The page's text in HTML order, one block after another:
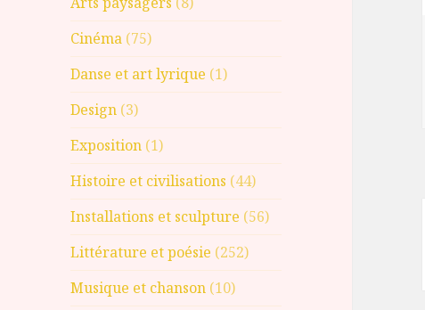
Cinéma (75)
Danse et art lyrique (1)
Design (3)
Exposition (1)
Histoire et civilisations (44)
Installations et sculpture (56)
Littérature et poésie (252)
Musique et chanson (10)